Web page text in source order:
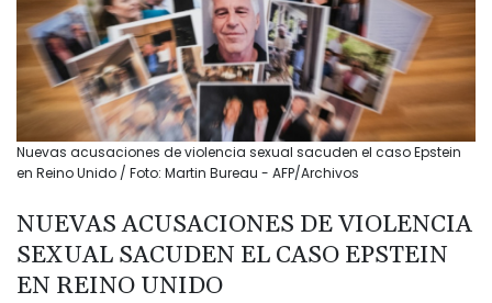
Nuevas acusaciones de violencia sexual sacuden el caso Epstein
en Reino Unido / Foto: Martin Bureau - AFP/Archivos
NUEVAS ACUSACIONES DE VIOLENCIA
SEXUAL SACUDEN EL CASO EPSTEIN
EN REINO UNIDO